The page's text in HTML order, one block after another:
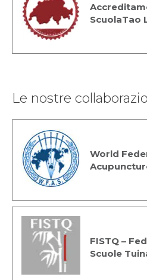
ScuolaTao
Le nostre
World
FISTQ –
Scuole